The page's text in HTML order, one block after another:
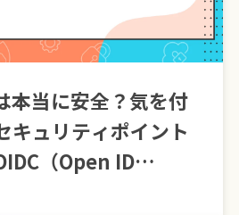
本当に安全？気を付
キュリティポイント
（Open ID